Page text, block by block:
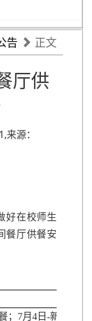
告 正文
厅供
源：
好在校师生
餐厅供餐安
；7月4日-新学期